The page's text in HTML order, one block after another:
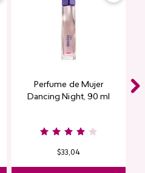
Perfume de Mujer
Dancing Night, 90 ml
$33,04